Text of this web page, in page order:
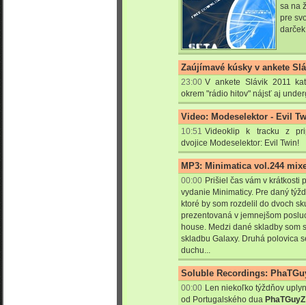
sa na
pre
Zaújímavé kúsky v ankete
23:00 V ankete Slávik 2011
okrem "rádio hitov" nájsť aj
Video: Modeselektor - Evil
10:51 Videoklip k tracku z
dvojice Modeselektor: Evil Twin!
MP3: Minimatica vol.244
00:00 Prišiel čas vám v krátkosti
vydanie Minimaticy. Pre daný
ktoré by som rozdelil do dvoch
prezentovaná v jemnejšom
house. Medzi dané skladby som
skladbu Galaxy. Druhá polovica
duchu...
Soluble Recordings:
00:00 Len niekoľko týždňov
od Portugalského dua PhaTGuyZ